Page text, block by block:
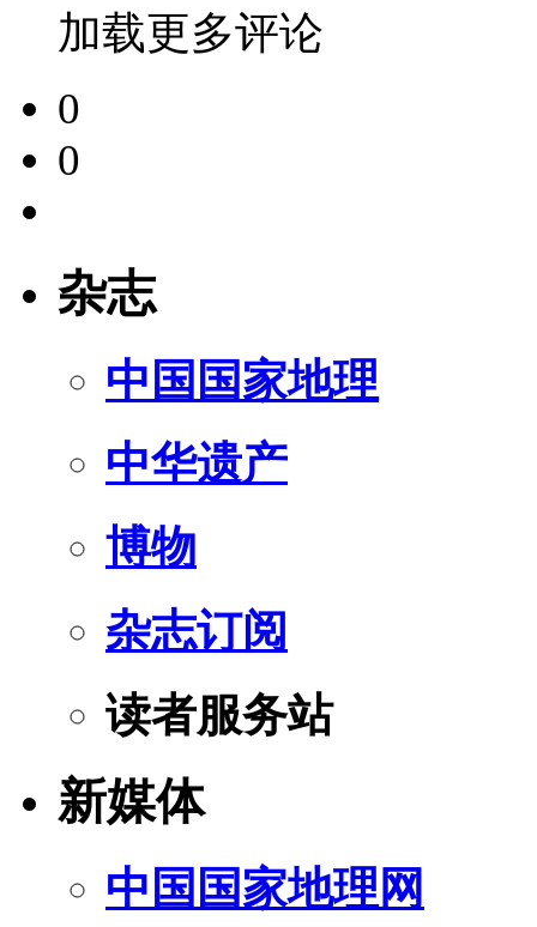
加载更多评论
0
0
杂志
中国国家地理
中华遗产
博物
杂志订阅
读者服务站
新媒体
中国国家地理网